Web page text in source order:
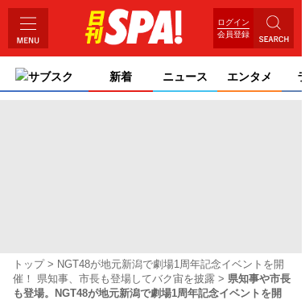
ログイン
会員登録
サブスク 新着 ニュース エンタメ
トップ
NGT48が地元新潟で劇場1周年記念イベントを開
催！ 県知事、市長も登場してバク宙を披露
県知事や市長
も登場。NGT48が地元新潟で劇場1周年記念イベントを開